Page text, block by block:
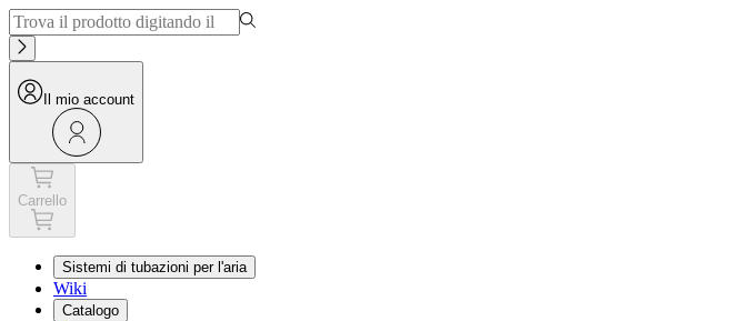
Il mio account
Carrello
Sistemi di tubazioni per l'aria
Wiki
Catalogo